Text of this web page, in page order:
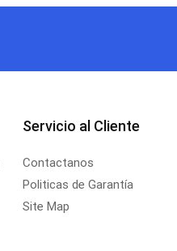
Servicio al Cliente
Contactanos
Politicas de Garantía
Site Map